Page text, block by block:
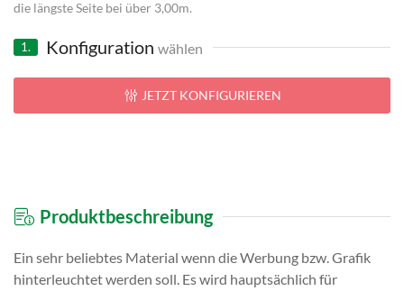
die längste Seite bei über 3,00m.
1. Konfiguration wählen
JETZT KONFIGURIEREN
Produktbeschreibung
Ein sehr beliebtes Material wenn die Werbung bzw. Grafik
hinterleuchtet werden soll. Es wird hauptsächlich für